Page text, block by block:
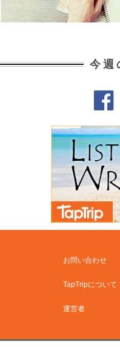
今週
お問い合わせ
TapTripについて
運営者